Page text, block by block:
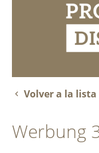
Volver a la lista
Werbung